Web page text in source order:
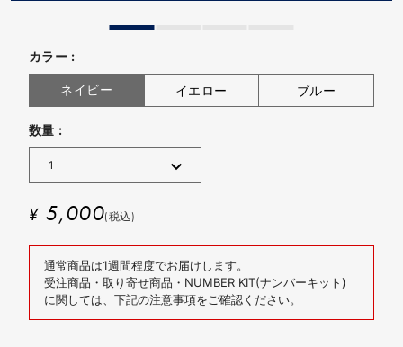
カラー :
ネイビー イエロー ブルー
数量 :
¥ 5,000(税込)
通常商品は1週間程度でお届けします。
受注商品・取り寄せ商品・NUMBER KIT(ナンバーキット)
に関しては、下記の注意事項をご確認ください。